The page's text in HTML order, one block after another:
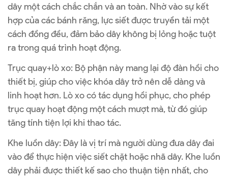
dây một cách chắc chắn và an toàn. Nhờ vào sự kết
hợp của các bánh răng, lực siết được truyền tải một
cách đồng đều, đảm bảo dây không bị lỏng hoặc tuột
ra trong quá trình hoạt động.
Trục quay+lò xo: Bộ phận này mang lại độ đàn hồi cho
thiết bị, giúp cho việc khóa dây trở nên dễ dàng và
linh hoạt hơn. Lò xo có tác dụng hồi phục, cho phép
trục quay hoạt động một cách mượt mà, từ đó giúp
tăng tính tiện lợi khi thao tác.
Khe luồn dây: Đây là vị trí mà người dùng đưa dây đai
vào để thực hiện việc siết chặt hoặc nhã dây. Khe luồn
dây phải được thiết kế sao cho thuận tiện nhất, cho